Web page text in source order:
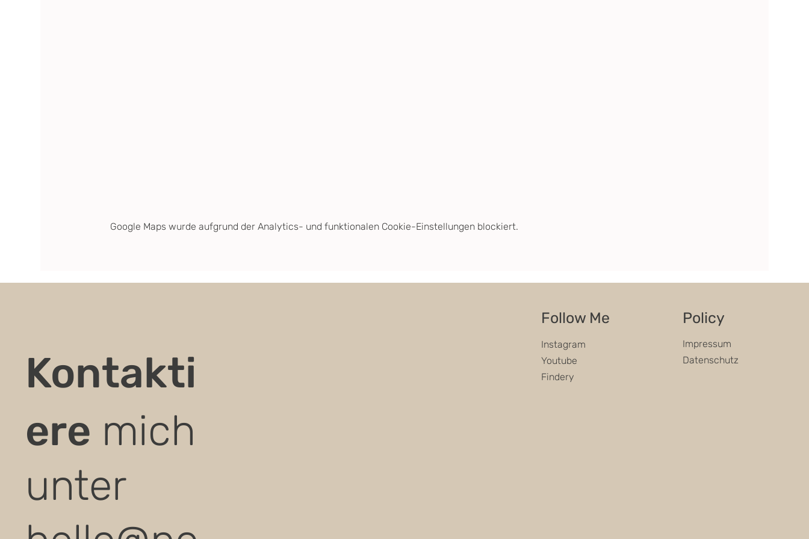
Google Maps wurde aufgrund der Analytics- und funktionalen Cookie-Einstellungen blockiert.
Kontakti
ere mich
unter
Follow Me
Instagram
Youtube
Findery
Policy
Impressum
Datenschutz